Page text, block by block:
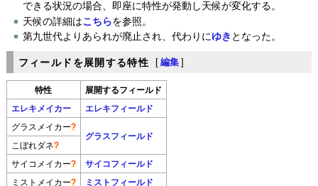
できる状況の場合、即座に特性が発動し天候が変化する。
天候の詳細はこちらを参照。
第九世代よりあられが廃止され、代わりにゆき となった。
フィールドを展開する特性 [ 編集 ]
特性 展開するフィールド
エレキメイカー エレキフィールド
グラスメイカー?
グラスフィールド
こぼれダネ?
サイコメイカー? サイコフィールド
ミストメイカー? ミストフィールド